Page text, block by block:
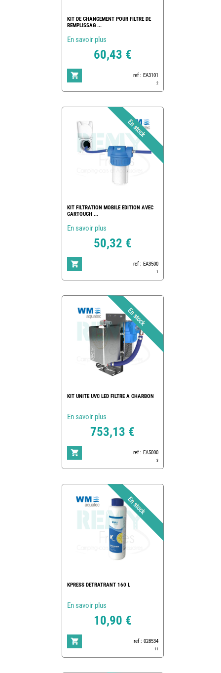
KIT DE CHANGEMENT POUR FILTRE DE
REMPLISSAG ...
En savoir plus
60,43 €
ref : EA3101
2
KIT FILTRATION MOBILE EDITION AVEC
CARTOUCH ...
En savoir plus
50,32 €
ref : EA3500
1
KIT UNITE UVC LED FILTRE A CHARBON
En savoir plus
753,13 €
ref : EA5000
3
KPRESS DETRATRANT 160 L
En savoir plus
10,90 €
ref : 028534
11